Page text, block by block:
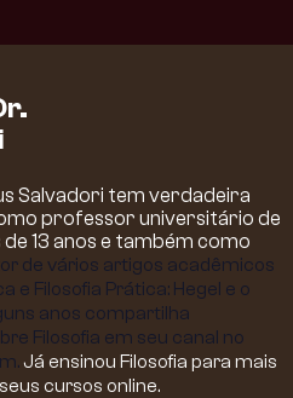
Salvadori tem verdadeira
professor universitário de
13 anos e também como
de vários artigos acadêmicos
e Filosofia Prática: Hegel e o
anos compartilha
Filosofia em seu canal no
Já ensinou Filosofia para mais
cursos online.